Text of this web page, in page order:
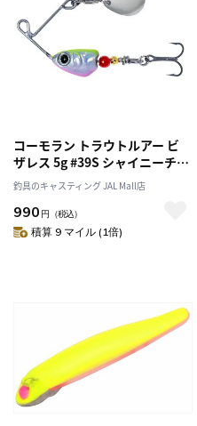
コーモラン トラウトルアー ビ
ザレス 5g #39S シャイニーチャ
ート
釣具のキャスティング JAL Mall店
990 円 （税込）
積算 9 マイル (1倍)